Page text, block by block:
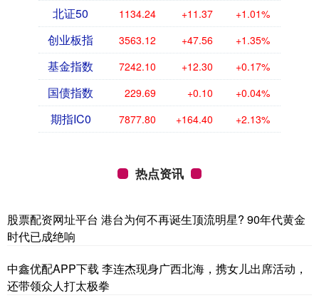
北证50 1134.24 +11.37 +1.01%
创业板指 3563.12 +47.56 +1.35%
基金指数 7242.10 +12.30 +0.17%
国债指数 229.69 +0.10 +0.04%
期指IC0 7877.80 +164.40 +2.13%
热点资讯
股票配资网址平台 港台为何不再诞生顶流明星? 90年代黄金
时代已成绝响
中鑫优配APP下载 李连杰现身广西北海，携女儿出席活动，
还带领众人打太极拳